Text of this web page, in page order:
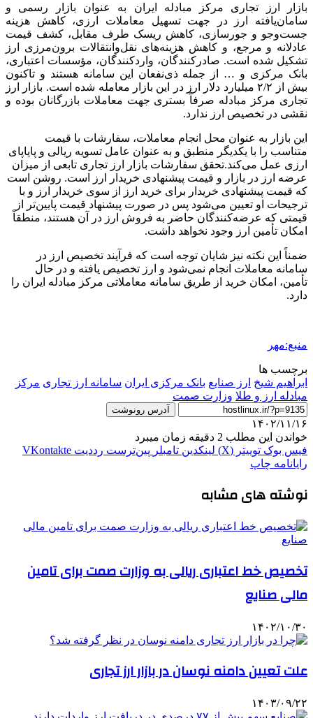
بازار ارز تجاری مرکز مبادله ایران به عنوان بازار رسمی و
سامان‌یافته ارز در جهت تسهیل معاملات ارزی، کاهش هزینه
جست‌وجو و جورسازی، کاهش ریسک طرف مقابل، کشف قیمت
عادلانه و مرجع، و کاهش هزینه‌های نقل‌وانتقالات برون‌مرزی ارز
تشکیل شده است. صادرکنندگان، واردکنندگان، مؤسسات اعتباری،
بانک مرکزی و … از جمله ذی‌نفعان این سامانه هستند و تاکنون
بیش از ۲/۲ میلیارد دلار ارز در این بازار معامله شده است. بازار ارز
تجاری مرکز مبادله صرفاً بستری جهت معاملات بازرگانان بوده و
نقشی در تخصیص ارز ندارد.
این بازار به عنوان محل انجام معاملات، سفارشات با قیمت
متناسب را با یکدیگر منطبق و به عنوان عامل تسویه ریالی و پایاپای
ارزی عمل می‌کند.تحقق سفارشات بازار ارز تجاری تابعی از میزان
عرضه ارز در بازار و قیمت پیشنهادی خریدار ارز است. روشن است
که قیمت پیشنهادی خریدار برای خرید ارز از سوی خریدار ارز و با
ترجیحات او تعیین می‌شود پس در صورت پیشنهاد قیمت پایین‌تر از
قیمتی که عرضه‌کنندگان حاضر به فروش ارز در آن هستند، منطقاً
امکان تأمین ارز وجود نخواهد داشت.
ضمناً این نکته نیز شایان توجه است که فرآیند تخصیص ارز در
سامانه معاملات انجام نمی‌شود و ارز تخصیص یافته و در حال
تأمین، امکان خرید از طریق سامانه معاملاتی مرکز مبادله ایران را
دارد.
منبع:مهر
برچسب ها
ابراهیم شیخ ارز صنایع بانک مرکزی ایران سامانه ارز تجاری مرکز
مبادله ارز و طلا وزارت صمت
آدرس رونوشت
۱۴۰۲/۱۱/۱۶
خواندن این مطلب 2 دقیقه زمان میبرد
فیس بوک توییتر (X) لینکدین ‫تامبلر ‫پین‌ترست ‫رددیت ‫VKontakte
رایانامه چاپ
نوشته های مشابه
تخصیص خط اعتباری ریالی به وزارت صمت برای تامین
مالی صنایع
۱۴۰۲/۱۰/۳۰
علت تعیین دامنه نوسان در بازار ارز تجاری
۱۴۰۳/۰۹/۲۲